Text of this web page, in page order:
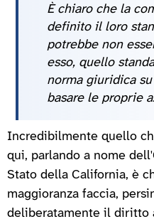
È chiaro che la
definito il loro
potrebbe non
esso, quello
norma giuridica
basare le proprie
Incredibilmente quello
qui, parlando a nome
Stato della California, è
maggioranza faccia,
deliberatamente il diritto